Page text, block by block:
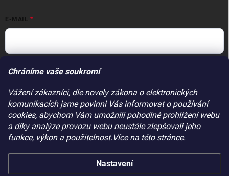
Chráníme vaše soukromí
Vážení zákazníci, dle novely zákona o elektronických
komunikacích jsme povinni Vás informovat o používání
cookies, abychom Vám umožnili pohodlné prohlížení webu
a díky analýze provozu webu neustále zlepšovali jeho
funkce, výkon a použitelnost.Více na této stránce.
Nastavení
E-MAIL
Vložením e-mailu souhlasíte spodmínkami ochrany osobních údajů
PŘIJÍMÁME ONLINE PLATBY